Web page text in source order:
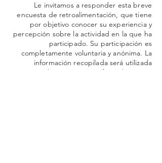
Le invitamos a responder esta breve
encuesta de retroalimentación, que tiene
por objetivo conocer su experiencia y
percepción sobre la actividad en la que ha
participado. Su participación es
completamente voluntaria y anónima. La
información recopilada será utilizada
exclusivamente con fines de mejora